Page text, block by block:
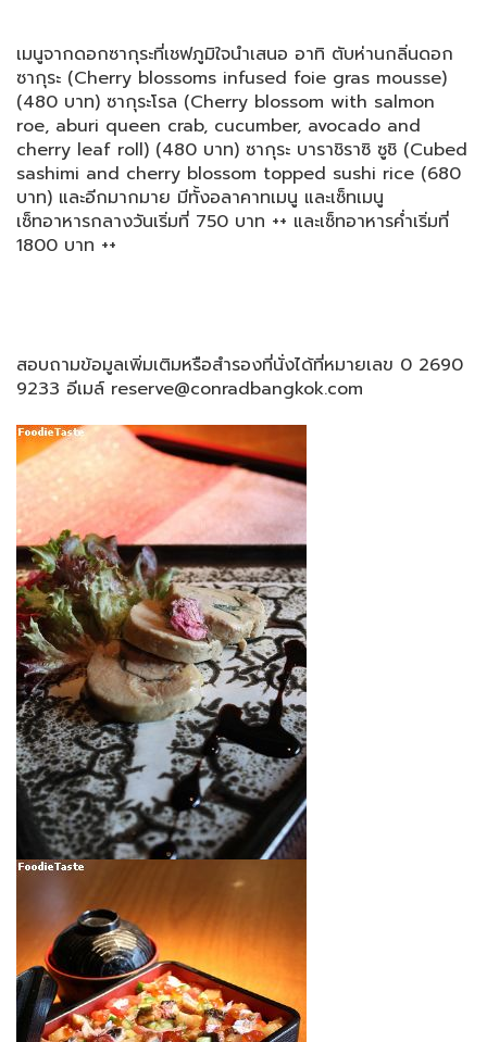
เมนูจากดอกซากุระที่เชฟภูมิใจนำเสนอ อาทิ ตับห่านกลิ่นดอก
ซากุระ (Cherry blossoms infused foie gras mousse)
(480 บาท) ซากุระโรล (Cherry blossom with salmon
roe, aburi queen crab, cucumber, avocado and
cherry leaf roll) (480 บาท) ซากุระ บาราชิราซิ ซูชิ (Cubed
sashimi and cherry blossom topped sushi rice (680
บาท) และอีกมากมาย มีทั้งอลาคาทเมนู และเซ็ทเมนู
เซ็ทอาหารกลางวันเริ่มที่ 750 บาท ++ และเซ็ทอาหารค่ำเริ่มที่
1800 บาท ++
สอบถามข้อมูลเพิ่มเติมหรือสำรองที่นั่งได้ที่หมายเลข 0 2690
9233 อีเมล์ reserve@conradbangkok.com